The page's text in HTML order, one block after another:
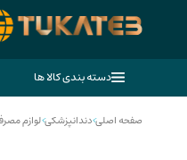
دسته بندی کالا ها
صفحه اصلی>دندانپزشکی>لوازم